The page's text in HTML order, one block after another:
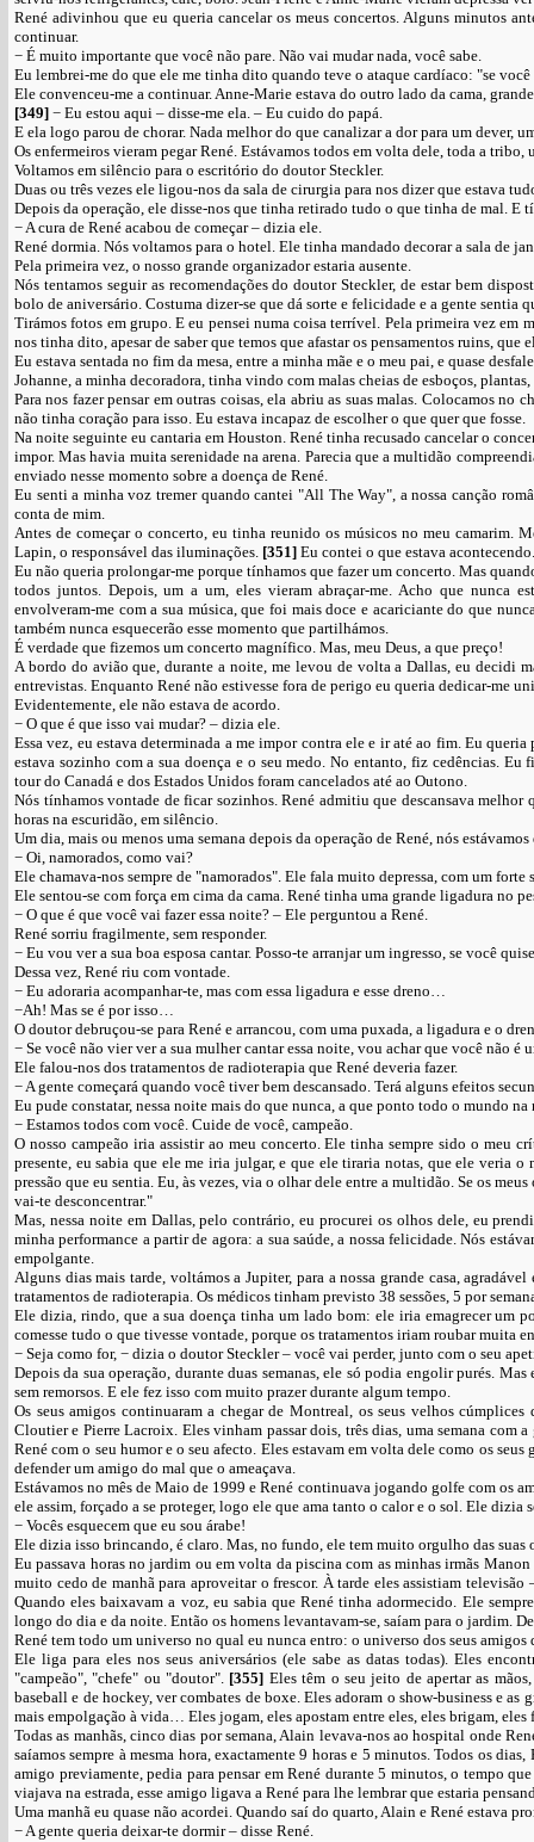
René adivinhou que eu queria cancelar os meus concertos. Alguns minutos
continuar.
− É muito importante que você não pare. Não vai mudar nada, você sabe.
Eu lembrei-me do que ele me tinha dito quando teve o ataque cardíaco: "se você
Ele convenceu-me a continuar. Anne-Marie estava do outro lado da cama,
[349] − Eu estou aqui – disse-me ela. – Eu cuido do papá.
E ela logo parou de chorar. Nada melhor do que canalizar a dor para um dever,
Os enfermeiros vieram pegar René. Estávamos todos em volta dele, toda a
Voltamos em silêncio para o escritório do doutor Steckler.
Duas ou três vezes ele ligou-nos da sala de cirurgia para nos dizer que estava
Depois da operação, ele disse-nos que tinha retirado tudo o que tinha de mal. E
− A cura de René acabou de começar – dizia ele.
René dormia. Nós voltamos para o hotel. Ele tinha mandado decorar a sala de
Pela primeira vez, o nosso grande organizador estaria ausente.
Nós tentamos seguir as recomendações do doutor Steckler, de estar bem
bolo de aniversário. Costuma dizer-se que dá sorte e felicidade e a gente sentia
Tirámos fotos em grupo. E eu pensei numa coisa terrível. Pela primeira vez em
nos tinha dito, apesar de saber que temos que afastar os pensamentos ruins, que
Eu estava sentada no fim da mesa, entre a minha mãe e o meu pai, e quase
Johanne, a minha decoradora, tinha vindo com malas cheias de esboços,
Para nos fazer pensar em outras coisas, ela abriu as suas malas. Colocamos
não tinha coração para isso. Eu estava incapaz de escolher o que quer que fosse.
Na noite seguinte eu cantaria em Houston. René tinha recusado cancelar o
impor. Mas havia muita serenidade na arena. Parecia que a multidão
enviado nesse momento sobre a doença de René.
Eu senti a minha voz tremer quando cantei "All The Way", a nossa canção
conta de mim.
Antes de começar o concerto, eu tinha reunido os músicos no meu camarim.
Lapin, o responsável das iluminações. [351] Eu contei o que estava acontecendo.
Eu não queria prolongar-me porque tínhamos que fazer um concerto. Mas
todos juntos. Depois, um a um, eles vieram abraçar-me. Acho que nunca
envolveram-me com a sua música, que foi mais doce e acariciante do que
também nunca esquecerão esse momento que partilhámos.
É verdade que fizemos um concerto magnífico. Mas, meu Deus, a que preço!
A bordo do avião que, durante a noite, me levou de volta a Dallas, eu decidi
entrevistas. Enquanto René não estivesse fora de perigo eu queria dedicar-me
Evidentemente, ele não estava de acordo.
− O que é que isso vai mudar? – dizia ele.
Essa vez, eu estava determinada a me impor contra ele e ir até ao fim. Eu
estava sozinho com a sua doença e o seu medo. No entanto, fiz cedências.
tour do Canadá e dos Estados Unidos foram cancelados até ao Outono.
Nós tínhamos vontade de ficar sozinhos. René admitiu que descansava
horas na escuridão, em silêncio.
Um dia, mais ou menos uma semana depois da operação de René, nós
− Oi, namorados, como vai?
Ele chamava-nos sempre de "namorados". Ele fala muito depressa, com um forte
Ele sentou-se com força em cima da cama. René tinha uma grande ligadura no
− O que é que você vai fazer essa noite? – Ele perguntou a René.
René sorriu fragilmente, sem responder.
− Eu vou ver a sua boa esposa cantar. Posso-te arranjar um ingresso, se você
Dessa vez, René riu com vontade.
− Eu adoraria acompanhar-te, mas com essa ligadura e esse dreno…
−Ah! Mas se é por isso…
O doutor debruçou-se para René e arrancou, com uma puxada, a ligadura e o
− Se você não vier ver a sua mulher cantar essa noite, vou achar que você não é
Ele falou-nos dos tratamentos de radioterapia que René deveria fazer.
− A gente começará quando você tiver bem descansado. Terá alguns efeitos
Eu pude constatar, nessa noite mais do que nunca, a que ponto todo o mundo
− Estamos todos com você. Cuide de você, campeão.
O nosso campeão iria assistir ao meu concerto. Ele tinha sempre sido o meu
presente, eu sabia que ele me iria julgar, e que ele tiraria notas, que ele veria
pressão que eu sentia. Eu, às vezes, via o olhar dele entre a multidão. Se os
vai-te desconcentrar."
Mas, nessa noite em Dallas, pelo contrário, eu procurei os olhos dele, eu
minha performance a partir de agora: a sua saúde, a nossa felicidade. Nós
empolgante.
Alguns dias mais tarde, voltámos a Jupiter, para a nossa grande casa,
tratamentos de radioterapia. Os médicos tinham previsto 38 sessões, 5 por
Ele dizia, rindo, que a sua doença tinha um lado bom: ele iria emagrecer um
comesse tudo o que tivesse vontade, porque os tratamentos iriam roubar muita
− Seja como for, − dizia o doutor Steckler – você vai perder, junto com o seu
Depois da sua operação, durante duas semanas, ele só podia engolir purés.
sem remorsos. E ele fez isso com muito prazer durante algum tempo.
Os seus amigos continuaram a chegar de Montreal, os seus velhos
Cloutier e Pierre Lacroix. Eles vinham passar dois, três dias, uma semana com
René com o seu humor e o seu afecto. Eles estavam em volta dele como os
defender um amigo do mal que o ameaçava.
Estávamos no mês de Maio de 1999 e René continuava jogando golfe com os
ele assim, forçado a se proteger, logo ele que ama tanto o calor e o sol. Ele dizia
− Vocês esquecem que eu sou árabe!
Ele dizia isso brincando, é claro. Mas, no fundo, ele tem muito orgulho das
Eu passava horas no jardim ou em volta da piscina com as minhas irmãs
muito cedo de manhã para aproveitar o frescor. À tarde eles assistiam
Quando eles baixavam a voz, eu sabia que René tinha adormecido. Ele
longo do dia e da noite. Então os homens levantavam-se, saíam para o jardim.
René tem todo um universo no qual eu nunca entro: o universo dos seus
Ele liga para eles nos seus aniversários (ele sabe as datas todas). Eles
"campeão", "chefe" ou "doutor". [355] Eles têm o seu jeito de apertar as
baseball e de hockey, ver combates de boxe. Eles adoram o show-business e
mais empolgação à vida… Eles jogam, eles apostam entre eles, eles brigam,
Todas as manhãs, cinco dias por semana, Alain levava-nos ao hospital onde
saíamos sempre à mesma hora, exactamente 9 horas e 5 minutos. Todos os
amigo previamente, pedia para pensar em René durante 5 minutos, o tempo
viajava na estrada, esse amigo ligava a René para lhe lembrar que estaria
Uma manhã eu quase não acordei. Quando saí do quarto, Alain e René estava
− A gente queria deixar-te dormir – disse René.